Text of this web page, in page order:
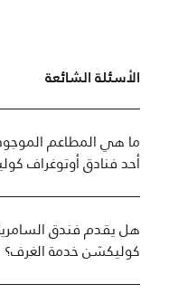
الأسئلة الشائعة
ما هي المطاعم
أحد فنادق أوتوغراف
هل يقدم فندق
كوليكشن خدمة الغرف؟